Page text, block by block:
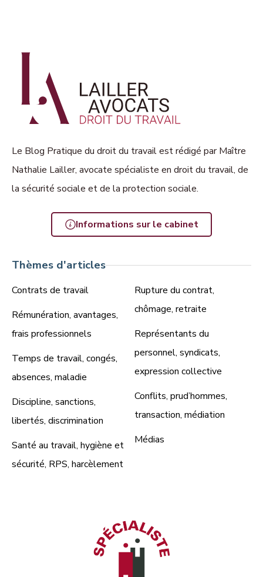
Le Blog Pratique du droit du travail est rédigé par Maître
Nathalie Lailler, avocate spécialiste en droit du travail, de
la sécurité sociale et de la protection sociale.
Informations sur le cabinet
Thèmes d'articles
Contrats de travail
Rémunération, avantages,
frais professionnels
Temps de travail, congés,
absences, maladie
Discipline, sanctions,
libertés, discrimination
Santé au travail, hygiène et
sécurité, RPS, harcèlement
Rupture du contrat,
chômage, retraite
Représentants du
personnel, syndicats,
expression collective
Conflits, prud’hommes,
transaction, médiation
Médias